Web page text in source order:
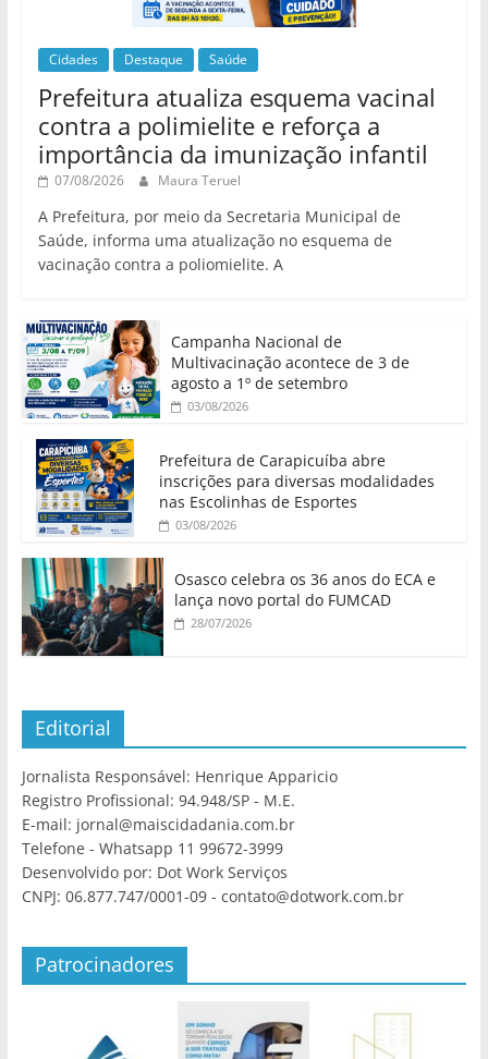
Cidades Destaque Saúde
Prefeitura atualiza esquema vacinal
contra a polimielite e reforça a
importância da imunização infantil
07/08/2026 Maura Teruel
A Prefeitura, por meio da Secretaria Municipal de
Saúde, informa uma atualização no esquema de
vacinação contra a poliomielite. A
Campanha Nacional de
Multivacinação acontece de 3 de
agosto a 1º de setembro
03/08/2026
Prefeitura de Carapicuíba abre
inscrições para diversas modalidades
nas Escolinhas de Esportes
03/08/2026
Osasco celebra os 36 anos do ECA e
lança novo portal do FUMCAD
28/07/2026
Editorial
Jornalista Responsável: Henrique Apparicio
Registro Profissional: 94.948/SP - M.E.
E-mail: jornal@maiscidadania.com.br
Telefone - Whatsapp 11 99672-3999
Desenvolvido por: Dot Work Serviços
CNPJ: 06.877.747/0001-09 - contato@dotwork.com.br
Patrocinadores